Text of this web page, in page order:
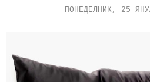
ПОНЕДЕЛНИК, 25